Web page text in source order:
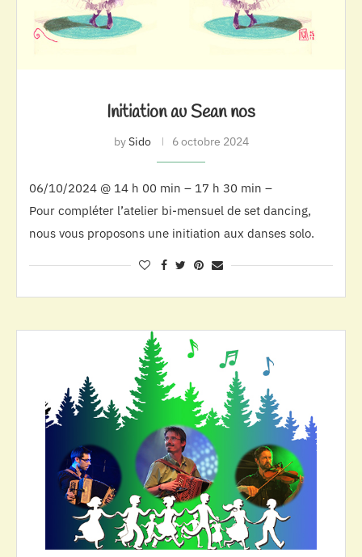
Initiation au Sean nos
bySido 6 octobre 2024
06/10/2024 @ 14 h 00 min – 17 h 30 min –
Pour compléter l’atelier bi-mensuel de set dancing,
nous vous proposons une initiation aux danses solo.